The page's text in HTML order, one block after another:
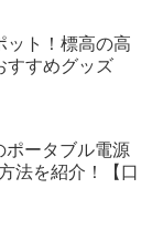
ット！標高の高
すすめグッズ
ポータブル電源
法を紹介！【口